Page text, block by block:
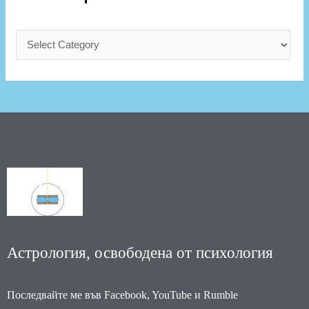
Астрология, освободена от психология
Последвайте ме във Facebook, YouTube и Rumble